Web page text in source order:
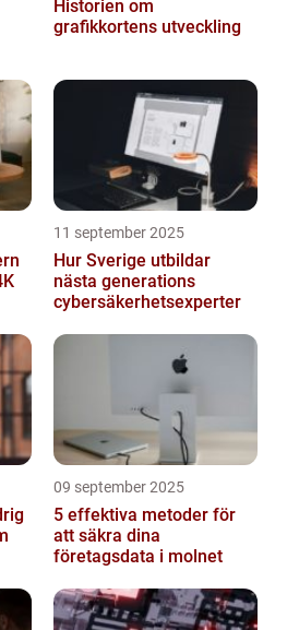
Historien om
grafikkortens utveckling
11 september 2025
Hur Sverige utbildar
nästa generations
cybersäkerhetsexperter
09 september 2025
5 effektiva metoder för
att säkra dina
företagsdata i molnet